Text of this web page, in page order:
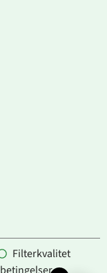
Filterkvalitet